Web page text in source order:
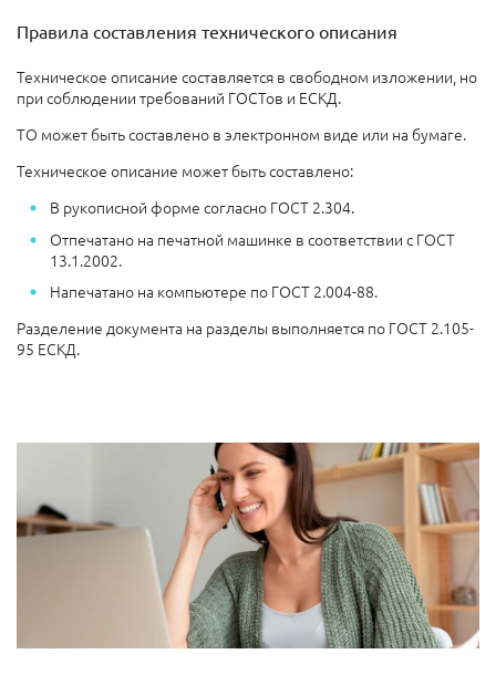
Правила составления технического описания
Техническое описание составляется в свободном изложении, но
при соблюдении требований ГОСТов и ЕСКД.
ТО может быть составлено в электронном виде или на бумаге.
Техническое описание может быть составлено:
В рукописной форме согласно ГОСТ 2.304.
Отпечатано на печатной машинке в соответствии с ГОСТ
13.1.2002.
Напечатано на компьютере по ГОСТ 2.004-88.
Разделение документа на разделы выполняется по ГОСТ 2.105-
95 ЕСКД.